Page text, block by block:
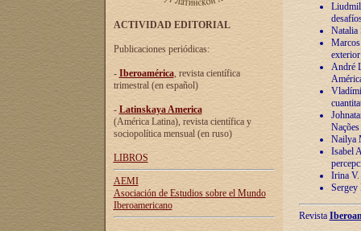
ACTIVIDAD EDITORIAL
Publicaciones periódicas:
- Iberoamérica, revista científica
trimestral (en español)
- Latinskaya America
(América Latina), revista científica y
sociopolítica mensual (en ruso)
LIBROS
AEMI
Asociación de Estudios sobre el Mundo
Iberoamericano
Natalia
André
Nailya
Isabel
Irina V.
Sergey
Revista